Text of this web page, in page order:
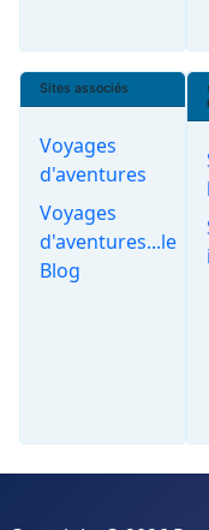
Sites associés
Voyages
d'aventures
Voyages
d'aventures...le
Blog